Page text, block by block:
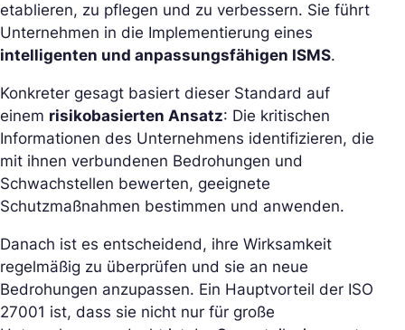
etablieren, zu pflegen und zu verbessern. Sie führt
Unternehmen in die Implementierung eines
intelligenten und anpassungsfähigen ISMS.
Konkreter gesagt basiert dieser Standard auf
einem risikobasierten Ansatz: Die kritischen
Informationen des Unternehmens identifizieren, die
mit ihnen verbundenen Bedrohungen und
Schwachstellen bewerten, geeignete
Schutzmaßnahmen bestimmen und anwenden.
Danach ist es entscheidend, ihre Wirksamkeit
regelmäßig zu überprüfen und sie an neue
Bedrohungen anzupassen. Ein Hauptvorteil der ISO
27001 ist, dass sie nicht nur für große